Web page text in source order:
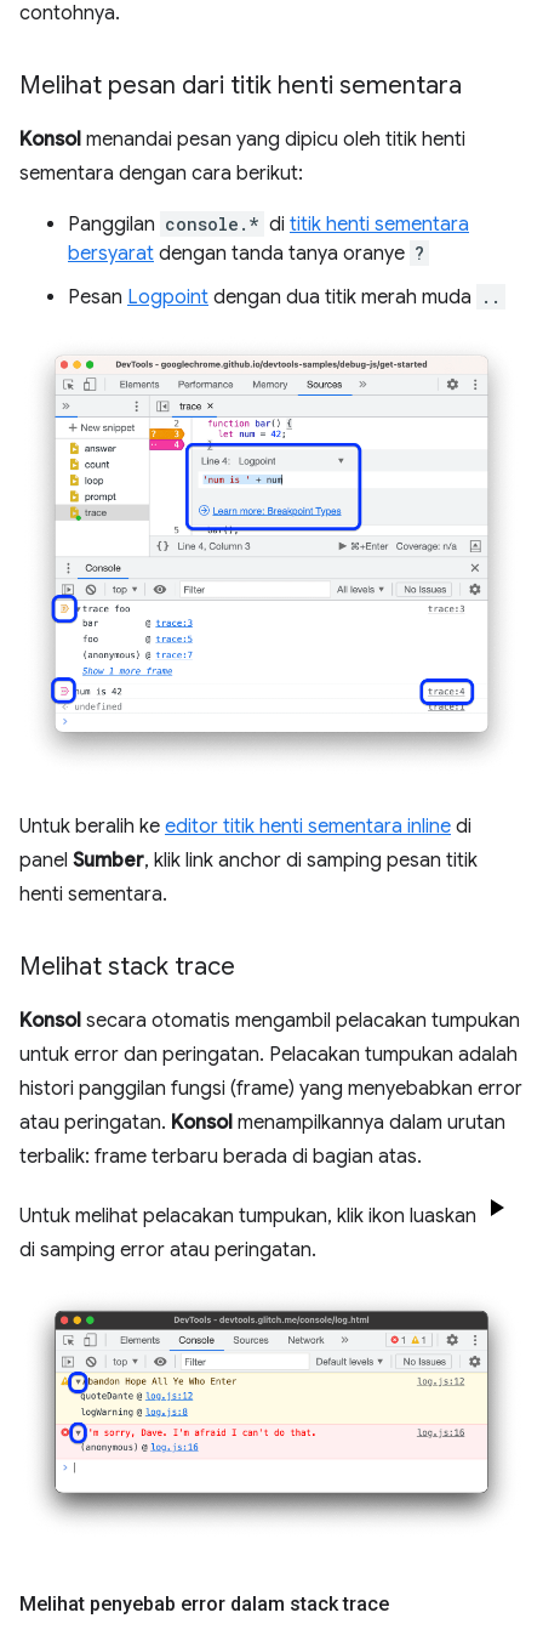
contohnya.
Melihat pesan dari titik henti sementara
Konsol menandai pesan yang dipicu oleh titik henti
sementara dengan cara berikut:
Panggilan console.* di titik henti sementara
bersyarat dengan tanda tanya oranye ?
Pesan Logpoint dengan dua titik merah muda ..
Untuk beralih ke editor titik henti sementara inline di
panel Sumber, klik link anchor di samping pesan titik
henti sementara.
Melihat stack trace
Konsol secara otomatis mengambil pelacakan tumpukan
untuk error dan peringatan. Pelacakan tumpukan adalah
histori panggilan fungsi (frame) yang menyebabkan error
atau peringatan. Konsol menampilkannya dalam urutan
terbalik: frame terbaru berada di bagian atas.
Untuk melihat pelacakan tumpukan, klik ikon luaskan
di samping error atau peringatan.
Melihat penyebab error dalam stack trace